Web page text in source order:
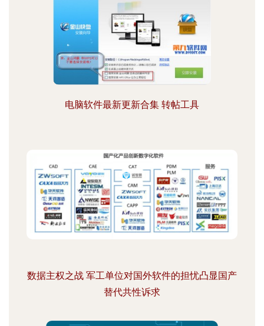
电脑软件最新更新合集 转帖工具
数据主权之战 军工单位对国外软件的担忧凸显国产
替代共性诉求